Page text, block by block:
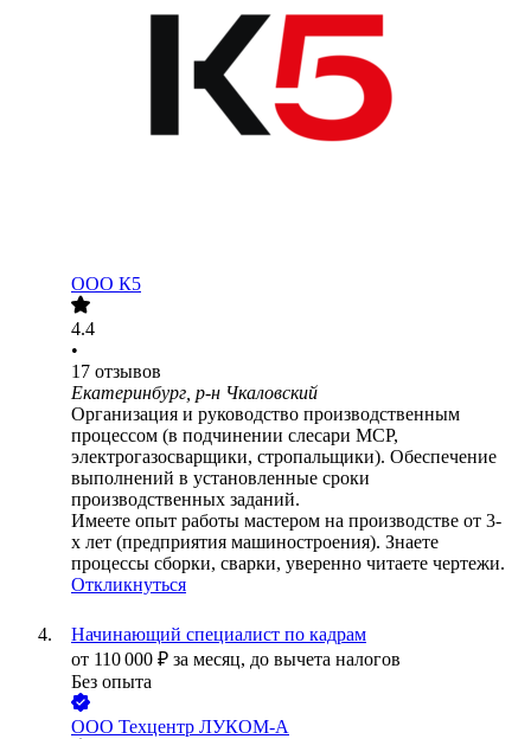
ООО К5
4.4
•
17 отзывов
Екатеринбург, р-н Чкаловский
Организация и руководство производственным
процессом (в подчинении слесари МСР,
электрогазосварщики, стропальщики). Обеспечение
выполнений в установленные сроки
производственных заданий.
Имеете опыт работы мастером на производстве от 3-
х лет (предприятия машиностроения). Знаете
процессы сборки, сварки, уверенно читаете чертежи.
Откликнуться
Начинающий специалист по кадрам
от 110 000 ₽ за месяц, до вычета налогов
Без опыта
ООО Техцентр ЛУКОМ-А